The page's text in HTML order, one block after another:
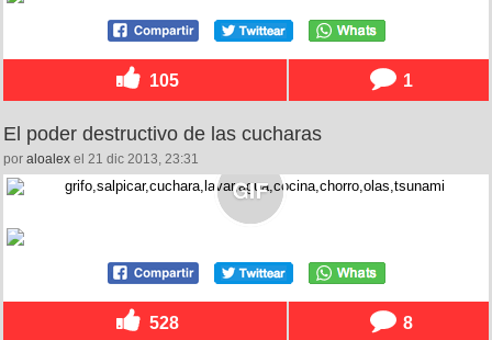
105 1
El poder destructivo de las cucharas
por aloalex el 21 dic 2013, 23:31
528 8